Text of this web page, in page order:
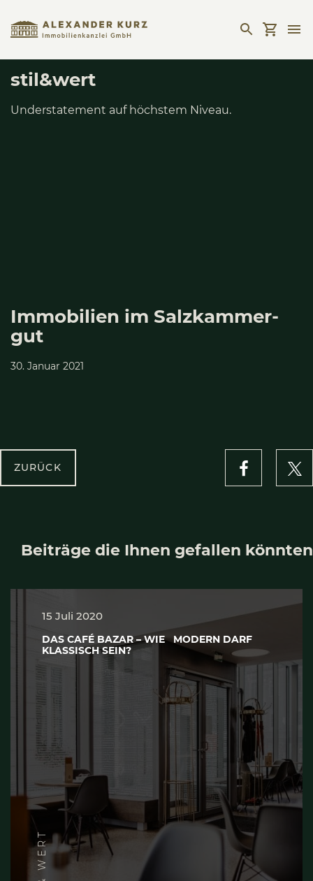
stil&wert
Understatement auf höchstem Niveau.
Immo­bi­li­en im Salz­kam­mer­
gut
30. Januar 2021
ZURÜCK
Beiträge die Ihnen gefallen könnten
15 Juli 2020
DAS CAFÉ BAZAR – WIE MODERN DARF
KLASSISCH SEIN?